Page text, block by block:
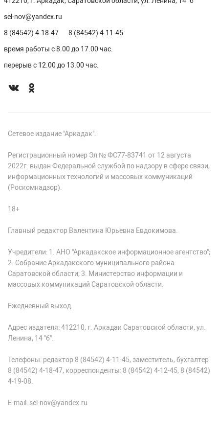
sel-nov@yandex.ru
8 (84542) 4-18-47 8 (84542) 4-11-45
время работы с 8.00 до 17.00 час.
перерыв с 12.00 до 13.00 час.
Сетевое издание "Аркадак".
Регистрационный номер Эл № ФС77-83741 от 12 августа
2022г. выдан Федеральной службой по надзору в сфере связи,
информационных технологий и массовых коммуникаций
(Роскомнадзор).
18+
Главный редактор Валентина Юрьевна Евдокимова.
Учредители: 1. АНО "Аркадакское информационное агентство";
2. Собрание Аркадакского муниципального района
Саратовской области; 3. Министерство информации и
массовых коммуникаций Саратовской области.
Ежедневный выход.
Адрес издателя: 412210, г. Аркадак Саратовской области, ул.
Ленина, 14 "б".
Телефоны: редактор 8 (84542) 4-11-45, заместитель, бухгалтер
8 (84542) 4-18-47, корреспонденты: 8 (84542) 4-12-45, 8 (84542)
4-19-08.
E-mail: sel-nov@yandex.ru